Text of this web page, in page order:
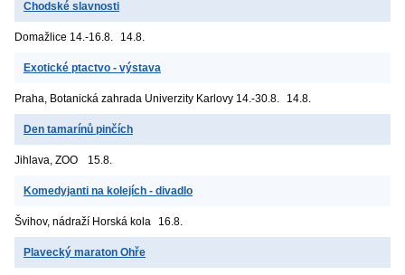
Chodské slavnosti
Domažlice 14.-16.8. 14.8.
Exotické ptactvo - výstava
Praha, Botanická zahrada Univerzity Karlovy 14.-30.8. 14.8.
Den tamarínů pinčích
Jihlava, ZOO 15.8.
Komedyjanti na kolejích - divadlo
Švihov, nádraží Horská kola 16.8.
Plavecký maraton Ohře